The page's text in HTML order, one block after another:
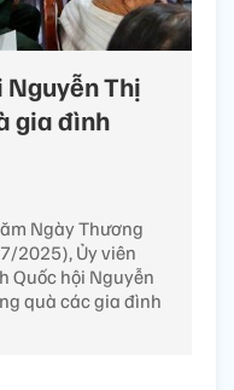
Nguyễn Thị
gia đình
Ngày Thương
2025), Ủy viên
Quốc hội Nguyễn
quà các gia đình